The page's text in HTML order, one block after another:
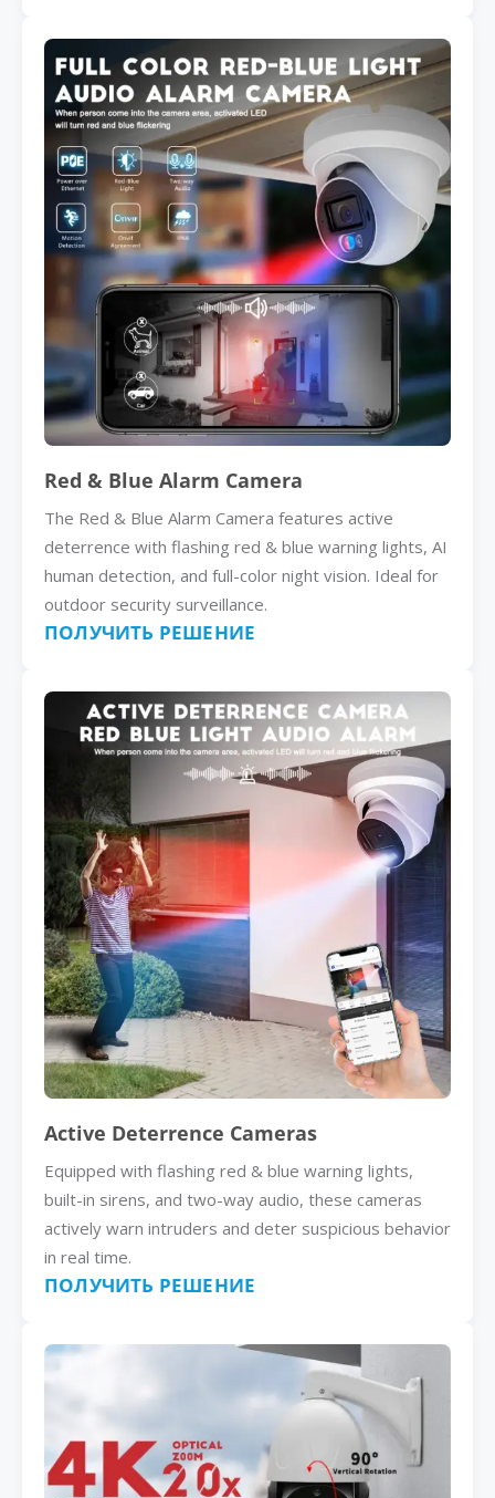
Red & Blue Alarm Camera
The Red & Blue Alarm Camera features active
deterrence with flashing red & blue warning lights, AI
human detection, and full-color night vision. Ideal for
outdoor security surveillance.
ПОЛУЧИТЬ РЕШЕНИЕ
Active Deterrence Cameras
Equipped with flashing red & blue warning lights,
built-in sirens, and two-way audio, these cameras
actively warn intruders and deter suspicious behavior
in real time.
ПОЛУЧИТЬ РЕШЕНИЕ